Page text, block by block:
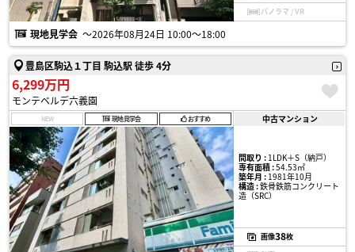
パノラマ / VR
現地見学会 〜2026年08月24日 10:00〜18:00
豊島区駒込１丁目 駒込駅 徒歩 4分
6,299万円
モンテベルデ六義園
NEW 現地見学会 おすすめ 中古マンション
間取り :1LDK＋S（納戸）
専有面積 :54.53㎡
築年月 :1981年10月
構造 :鉄骨鉄筋コンクリート
造（SRC）
画像38枚